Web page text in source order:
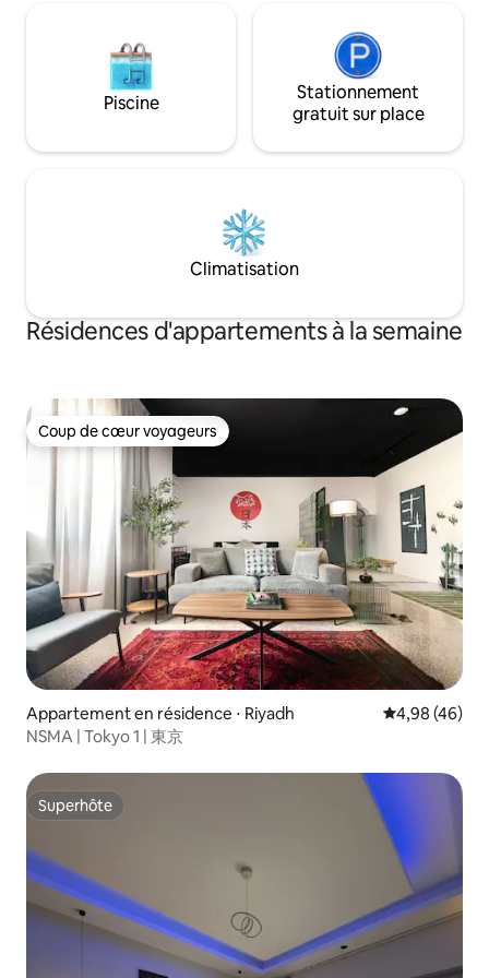
Piscine
Stationnement
gratuit sur place
Climatisation
Résidences d'appartements à la semaine
Coup de cœur voyageurs
Coup de cœur voyageurs
Appartement en résidence ⋅ Riyadh Évaluation
4,98 (46)
NSMA | Tokyo 1 | 東京
Superhôte
Superhôte